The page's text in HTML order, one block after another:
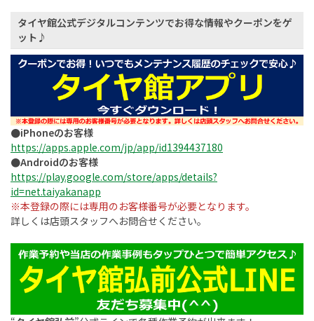
タイヤ館公式デジタルコンテンツでお得な情報やクーポンをゲ
ット♪
●iPhoneのお客様
https://apps.apple.com/jp/app/id1394437180
●Androidのお客様
https://play.google.com/store/apps/details?
id=net.taiyakanapp
※本登録の際には専用のお客様番号が必要となります。
詳しくは店頭スタッフへお問合せください。